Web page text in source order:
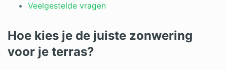
Veelgestelde vragen
Hoe kies je de juiste zonwering
voor je terras?